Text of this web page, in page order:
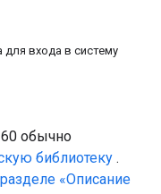
для входа в систему
обычно
библиотеку .
разделе «Описание